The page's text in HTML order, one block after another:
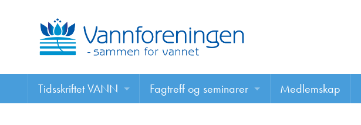
Tidsskriftet VANN
Fagtreff og seminarer
Medlemskap